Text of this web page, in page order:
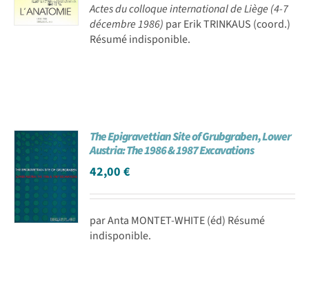
Actes du colloque international de Liège (4-7
décembre 1986) par Erik TRINKAUS (coord.)
Résumé indisponible.
The Epigravettian Site of Grubgraben, Lower
Austria: The 1986 & 1987 Excavations
42,00€
par Anta MONTET-WHITE (éd) Résumé
indisponible.